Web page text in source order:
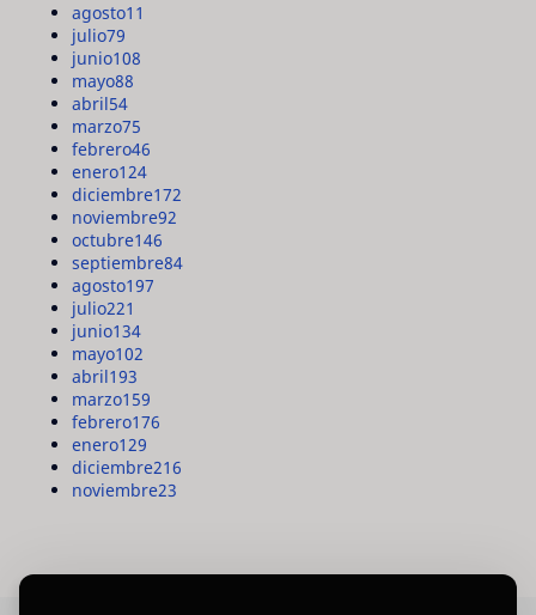
agosto11
julio79
junio108
mayo88
abril54
marzo75
febrero46
enero124
diciembre172
noviembre92
octubre146
septiembre84
agosto197
julio221
junio134
mayo102
abril193
marzo159
febrero176
enero129
diciembre216
noviembre23